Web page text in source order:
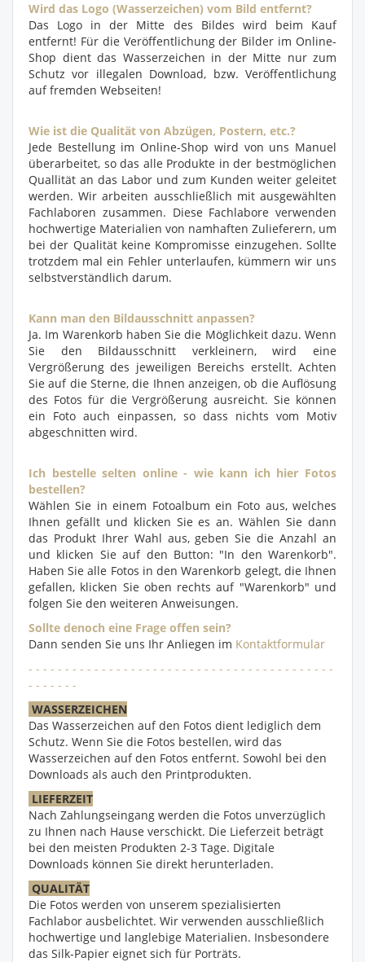
Wird das Logo (Wasserzeichen) vom Bild entfernt?
Das Logo in der Mitte des Bildes wird beim Kauf
entfernt! Für die Veröffentlichung der Bilder im Online-
Shop dient das Wasserzeichen in der Mitte nur zum
Schutz vor illegalen Download, bzw. Veröffentlichung
auf fremden Webseiten!
Wie ist die Qualität von Abzügen, Postern, etc.?
Jede Bestellung im Online-Shop wird von uns Manuel
überarbeitet, so das alle Produkte in der bestmöglichen
Quallität an das Labor und zum Kunden weiter geleitet
werden. Wir arbeiten ausschließlich mit ausgewählten
Fachlaboren zusammen. Diese Fachlabore verwenden
hochwertige Materialien von namhaften Zulieferern, um
bei der Qualität keine Kompromisse einzugehen. Sollte
trotzdem mal ein Fehler unterlaufen, kümmern wir uns
selbstverständlich darum.
Kann man den Bildausschnitt anpassen?
Ja. Im Warenkorb haben Sie die Möglichkeit dazu. Wenn
Sie den Bildausschnitt verkleinern, wird eine
Vergrößerung des jeweiligen Bereichs erstellt. Achten
Sie auf die Sterne, die Ihnen anzeigen, ob die Auflösung
des Fotos für die Vergrößerung ausreicht. Sie können
ein Foto auch einpassen, so dass nichts vom Motiv
abgeschnitten wird.
Ich bestelle selten online - wie kann ich hier Fotos
bestellen?
Wählen Sie in einem Fotoalbum ein Foto aus, welches
Ihnen gefällt und klicken Sie es an. Wählen Sie dann
das Produkt Ihrer Wahl aus, geben Sie die Anzahl an
und klicken Sie auf den Button: "In den Warenkorb".
Haben Sie alle Fotos in den Warenkorb gelegt, die Ihnen
gefallen, klicken Sie oben rechts auf "Warenkorb" und
folgen Sie den weiteren Anweisungen.
Sollte denoch eine Frage offen sein?
Dann senden Sie uns Ihr Anliegen im Kontaktformular
- - - - - - - - - - - - - - - - - - - - - - - - - - - - - - - - - - - - - - - - - -
- - - - - - -
WASSERZEICHEN
Das Wasserzeichen auf den Fotos dient lediglich dem
Schutz. Wenn Sie die Fotos bestellen, wird das
Wasserzeichen auf den Fotos entfernt. Sowohl bei den
Downloads als auch den Printprodukten.
LIEFERZEIT
Nach Zahlungseingang werden die Fotos unverzüglich
zu Ihnen nach Hause verschickt. Die Lieferzeit beträgt
bei den meisten Produkten 2-3 Tage. Digitale
Downloads können Sie direkt herunterladen.
QUALITÄT
Die Fotos werden von unserem spezialisierten
Fachlabor ausbelichtet. Wir verwenden ausschließlich
hochwertige und langlebige Materialien. Insbesondere
das Silk-Papier eignet sich für Porträts.